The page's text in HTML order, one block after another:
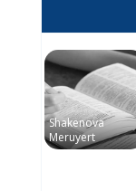
Shakenova
Meruyert